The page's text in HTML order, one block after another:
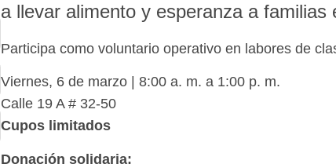
a llevar alimento y esperanza a familias
Participa como voluntario operativo en labores de
Viernes, 6 de marzo | 8:00 a. m. a 1:00 p. m.
Calle 19 A # 32-50
Cupos limitados
Donación solidaria: